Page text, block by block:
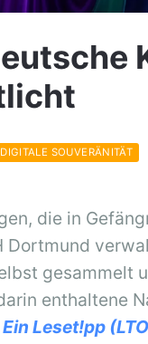
DIGITALE SOUVERÄNITÄT
die in
Dortmund
gesammelt
enthaltene
Ein Leset!pp